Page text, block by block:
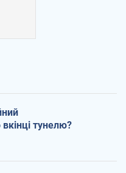
тунелю?